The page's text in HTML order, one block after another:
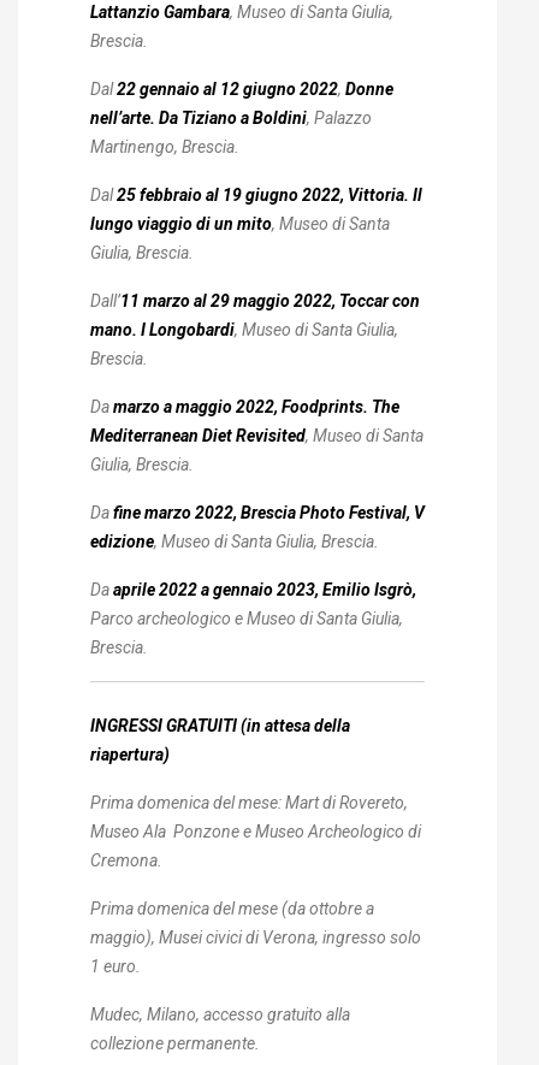
Lattanzio Gambara, Museo di Santa Giulia,
Brescia.
Dal22 gennaio al 12 giugno 2022, Donne
nell’arte. Da Tiziano a Boldini, Palazzo
Martinengo, Brescia.
Dal25 febbraio al 19 giugno 2022, Vittoria. Il
lungo viaggio di un mito, Museo di Santa
Giulia, Brescia.
Dall’11 marzo al 29 maggio 2022, Toccar con
mano. I Longobardi, Museo di Santa Giulia,
Brescia.
Damarzo a maggio 2022, Foodprints. The
Mediterranean Diet Revisited, Museo di Santa
Giulia, Brescia.
Dafine marzo 2022, Brescia Photo Festival, V
edizione, Museo di Santa Giulia, Brescia.
Daaprile 2022 a gennaio 2023, Emilio Isgrò,
Parco archeologico e Museo di Santa Giulia,
Brescia.
INGRESSIGRATUITI (in attesa della
riapertura)
Prima domenica del mese: Mart di Rovereto,
Museo Ala Ponzone e Museo Archeologico di
Cremona.
Prima domenica del mese(da ottobre a
maggio), Musei civici di Verona, ingresso solo
1 euro.
Mudec, Milano, accesso gratuito alla
collezione permanente.